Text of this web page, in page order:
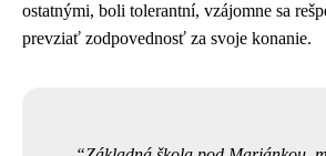
ostatnými, boli tolerantní, vzájomne sa
prevziať zodpovednosť za svoje konanie.